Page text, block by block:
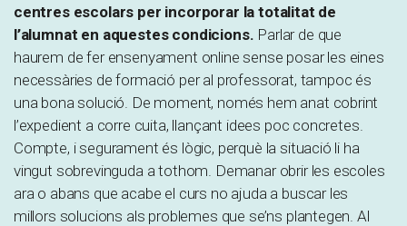
centres escolars per incorporar la totalitat de
l’alumnat en aquestes condicions. Parlar de que
haurem de fer ensenyament online sense posar les eines
necessàries de formació per al professorat, tampoc és
una bona solució. De moment, només hem anat cobrint
l’expedient a corre cuita, llançant idees poc concretes.
Compte, i segurament és lògic, perquè la situació li ha
vingut sobrevinguda a tothom. Demanar obrir les escoles
ara o abans que acabe el curs no ajuda a buscar les
millors solucions als problemes que se’ns plantegen. Al